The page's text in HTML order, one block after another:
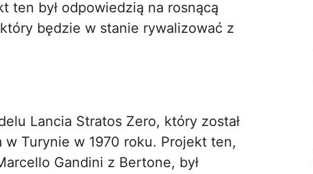
ten był odpowiedzią na rosnącą
będzie w stanie rywalizować z
Lancia Stratos Zero, który został
Turynie w 1970 roku. Projekt ten,
Gandini z Bertone, był